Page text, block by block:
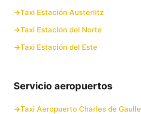
Taxi Estación Austerlitz
Taxi Estación del Norte
Taxi Estación del Este
Servicio aeropuertos
Taxi Aeropuerto Charles de Gaulle